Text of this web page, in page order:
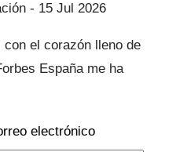
15 Jul 2026
el corazón lleno de
España me ha
me cuesta encontrar…
electrónico